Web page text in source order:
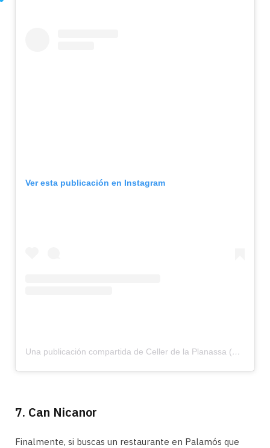
Ver esta publicación en Instagram
Una publicación compartida de Celler de la Planassa (@cellerdelaplanassa)
7. Can Nicanor
Finalmente, si buscas un restaurante en Palamós que